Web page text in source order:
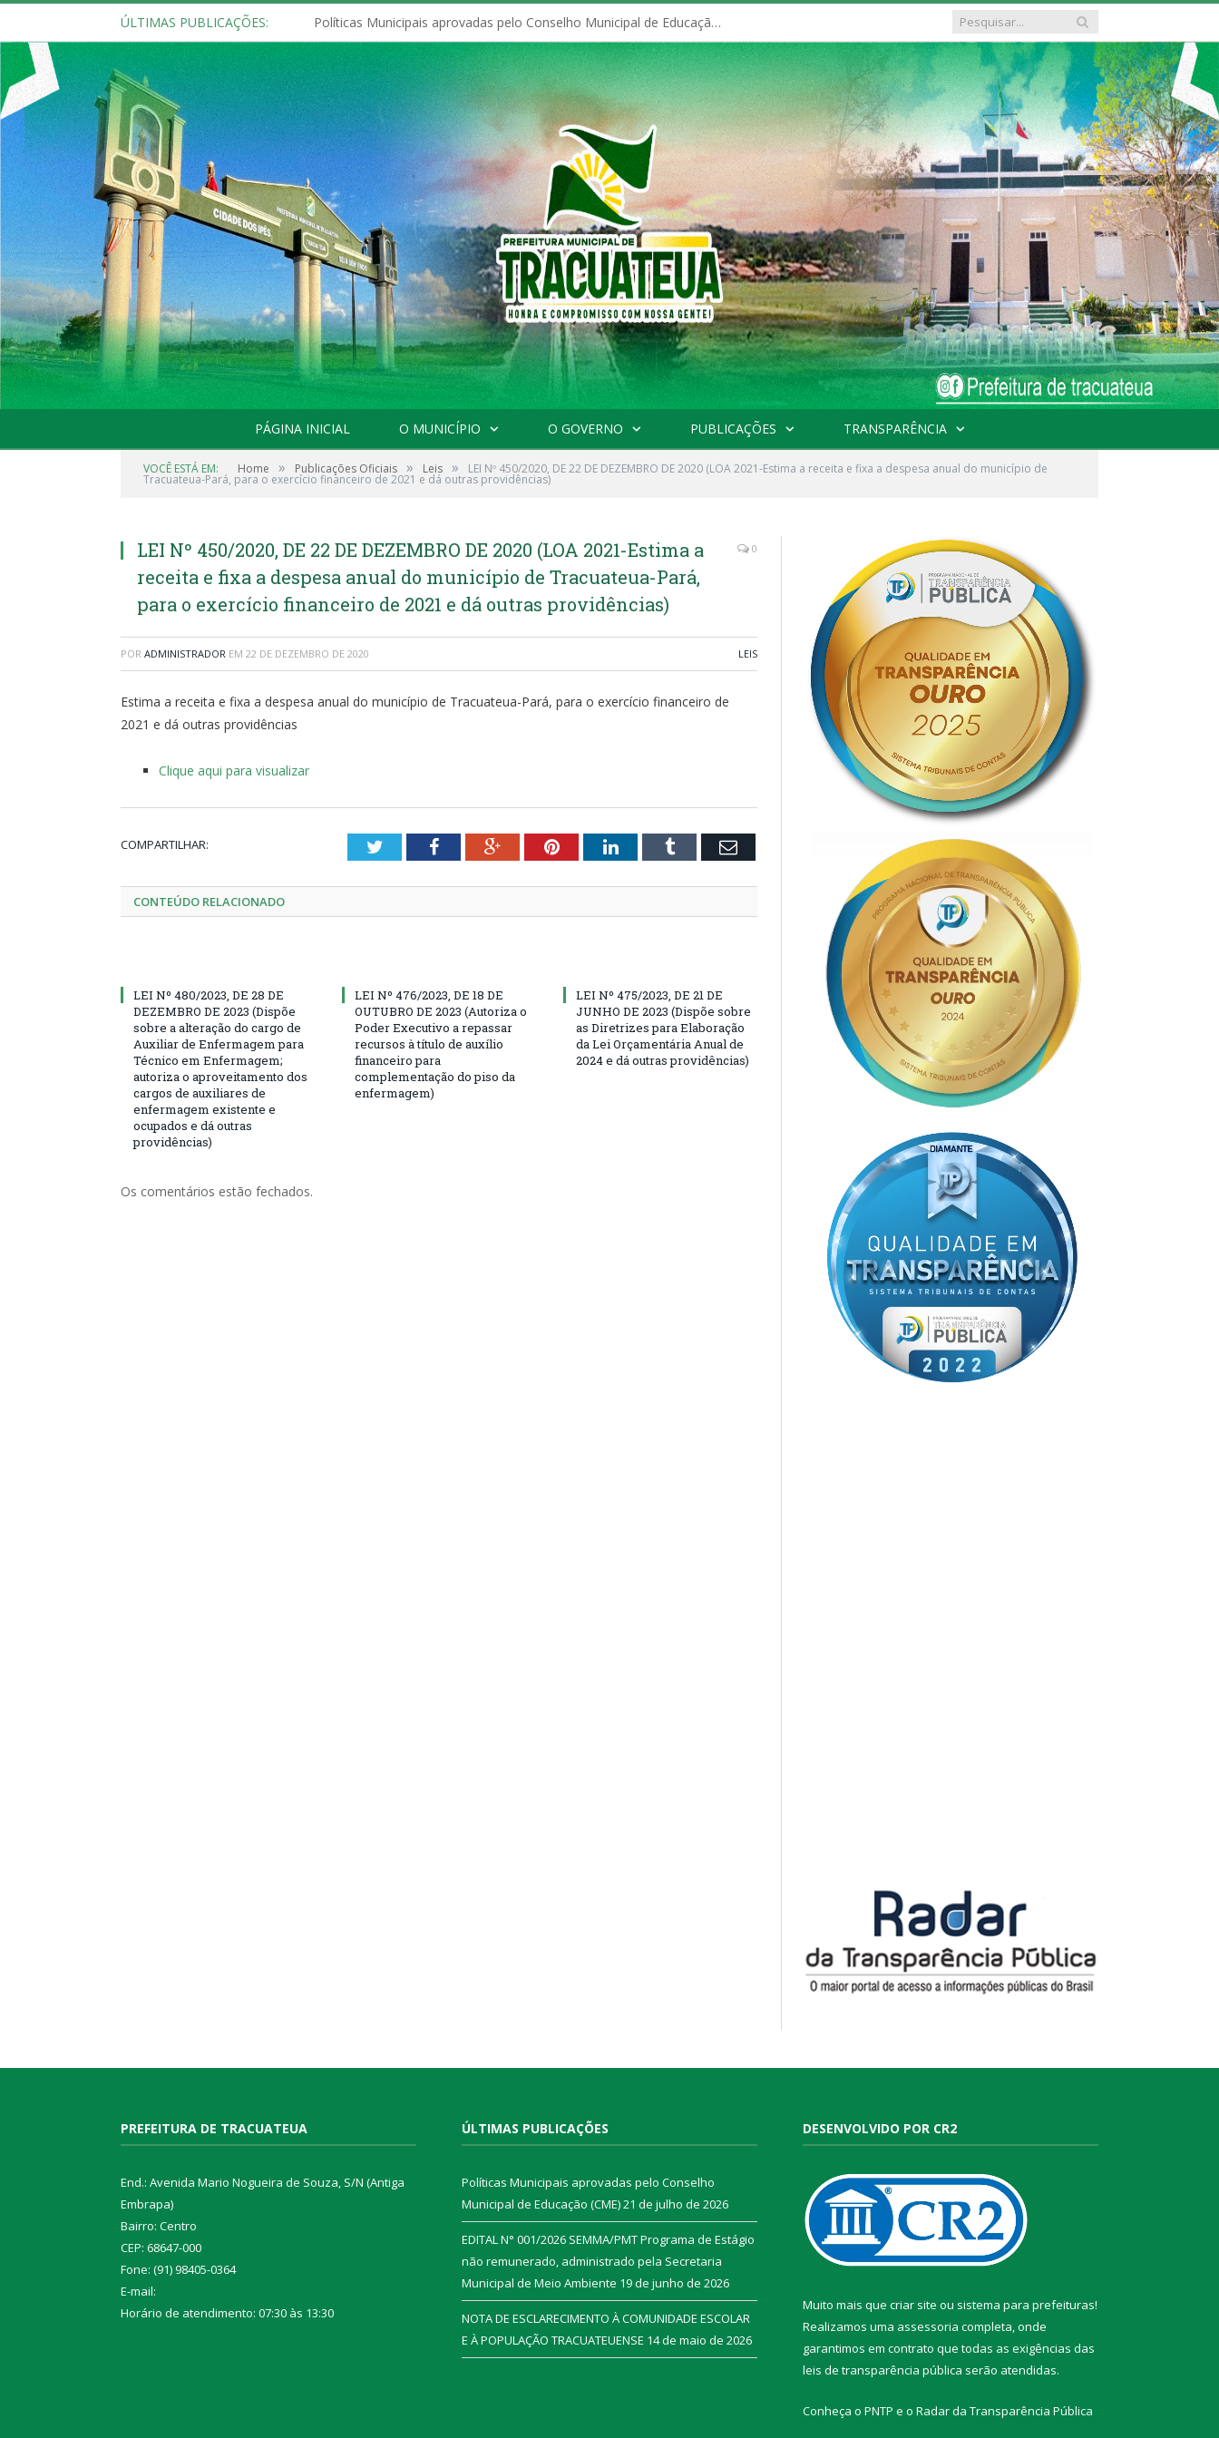
ÚLTIMAS PUBLICAÇÕES: Políticas Municipais aprovadas pelo Conselho Municipal de Educação (CME)
PÁGINA INICIAL O MUNICÍPIO O GOVERNO PUBLICAÇÕES TRANSPARÊNCIA
VOCÊ ESTÁ EM: Home » Publicações Oficiais » Leis » LEI Nº 450/2020, DE 22 DE DEZEMBRO DE 2020 (LOA 2021-Estima a receita e fixa a despesa anual do município de
Tracuateua-Pará, para o exercício financeiro de 2021 e dá outras providências)
LEI Nº 450/2020, DE 22 DE DEZEMBRO DE 2020 (LOA 2021-Estima a
receita e fixa a despesa anual do município de Tracuateua-Pará,
para o exercício financeiro de 2021 e dá outras providências)
0
POR ADMINISTRADOR EM 22 DE DEZEMBRO DE 2020 LEIS
Estima a receita e fixa a despesa anual do município de Tracuateua-Pará, para o exercício financeiro de
2021 e dá outras providências
Clique aqui para visualizar
COMPARTILHAR: TwitterFacebookGoogle+PinterestLinkedInTumblr Email
CONTEÚDO RELACIONADO
LEI Nº 480/2023, DE 28 DE
DEZEMBRO DE 2023 (Dispõe
sobre a alteração do cargo de
Auxiliar de Enfermagem para
Técnico em Enfermagem;
autoriza o aproveitamento dos
cargos de auxiliares de
enfermagem existente e
ocupados e dá outras
providências)
LEI Nº 476/2023, DE 18 DE
OUTUBRO DE 2023 (Autoriza o
Poder Executivo a repassar
recursos à título de auxílio
financeiro para
complementação do piso da
enfermagem)
LEI Nº 475/2023, DE 21 DE
JUNHO DE 2023 (Dispõe sobre
as Diretrizes para Elaboração
da Lei Orçamentária Anual de
2024 e dá outras providências)
Os comentários estão fechados.
PREFEITURA DE TRACUATEUA
End.: Avenida Mario Nogueira de Souza, S/N (Antiga
Embrapa)
Bairro: Centro
CEP: 68647-000
Fone: (91) 98405-0364
E-mail:
Horário de atendimento: 07:30 às 13:30
ÚLTIMAS PUBLICAÇÕES
Políticas Municipais aprovadas pelo Conselho
Municipal de Educação (CME)21 de julho de 2026
EDITAL N° 001/2026 SEMMA/PMT Programa de Estágio
não remunerado, administrado pela Secretaria
Municipal de Meio Ambiente 19 de junho de 2026
NOTA DE ESCLARECIMENTO À COMUNIDADE ESCOLAR
E À POPULAÇÃO TRACUATEUENSE 14 de maio de 2026
DESENVOLVIDO POR CR2
Muito mais que criar site ou sistema para prefeituras!
Realizamos uma assessoria completa, onde
garantimos em contrato que todas as exigências das
leis de transparência pública serão atendidas.
Conheça o PNTP e o Radar da Transparência Pública